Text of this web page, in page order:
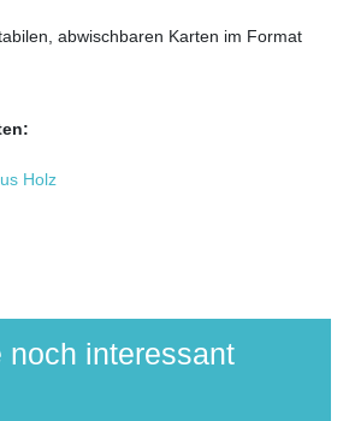
abwischbaren Karten im Format
Holz
noch interessant